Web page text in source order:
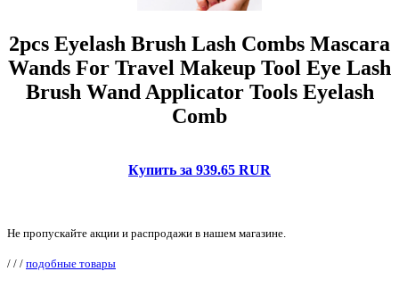
2pcs Eyelash Brush Lash Combs Mascara
Wands For Travel Makeup Tool Eye Lash
Brush Wand Applicator Tools Eyelash
Comb
Купить за 939.65 RUR
Не пропускайте акции и распродажи в нашем магазине.
/ / / подобные товары